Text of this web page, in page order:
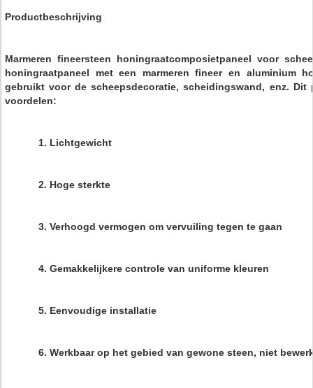
Productbeschrijving
Marmeren fineersteen honingraatcomposietpaneel voor
honingraatpaneel met een marmeren fineer en aluminium
gebruikt voor de scheepsdecoratie, scheidingswand, enz. Dit
voordelen:
1. Lichtgewicht
2. Hoge sterkte
3. Verhoogd vermogen om vervuiling tegen te gaan
4. Gemakkelijkere controle van uniforme kleuren
5. Eenvoudige installatie
6. Werkbaar op het gebied van gewone steen, niet